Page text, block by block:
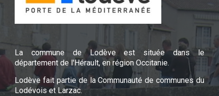
La commune de Lodève est située dans le
département de l'Hérault, en région Occitanie.
Lodève fait partie de la Communauté de communes du
Lodévois et Larzac.